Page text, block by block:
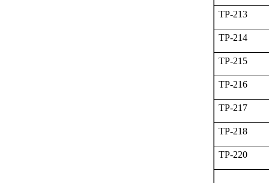
TP-213
TP-214
TP-215
TP-216
TP-217
TP-218
TP-220